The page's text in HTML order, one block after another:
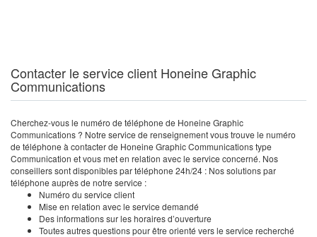
Contacter le service client Honeine Graphic
Communications
Cherchez-vous le numéro de téléphone de Honeine Graphic
Communications ? Notre service de renseignement vous trouve le numéro
de téléphone à contacter de Honeine Graphic Communications type
Communication et vous met en relation avec le service concerné. Nos
conseillers sont disponibles par téléphone 24h/24 : Nos solutions par
téléphone auprès de notre service :
Numéro du service client
Mise en relation avec le service demandé
Des informations sur les horaires d’ouverture
Toutes autres questions pour être orienté vers le service recherché